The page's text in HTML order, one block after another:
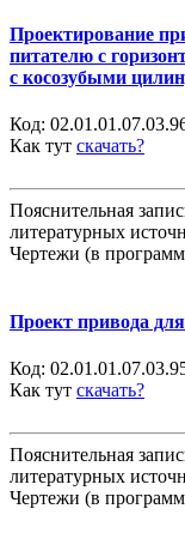
Проектирование
питателю с
с косозубыми
Код:
Как тут скачать?
Пояснительная
литературных
Чертежи (в
Проект привода
Код:
Как тут скачать?
Пояснительная
литературных
Чертежи (в